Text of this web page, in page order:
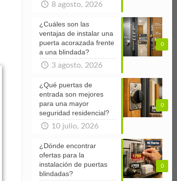
8 agosto, 2026
0
¿Cuáles son las
ventajas de instalar una
puerta acorazada frente
a una blindada?
3 agosto, 2026
0
¿Qué puertas de
entrada son mejores
para una mayor
seguridad residencial?
10 julio, 2026
0
¿Dónde encontrar
ofertas para la
instalación de puertas
blindadas?